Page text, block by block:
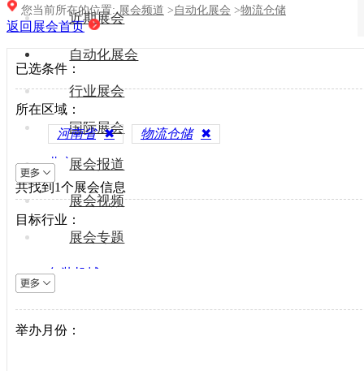
近期展会
自动化展会
行业展会
国际展会
展会报道
展会视频
展会专题
您当前所在的位置: 展会频道 > 自动化展会 >物流仓储
返回展会首页
已选条件：
河南省 ✖ 物流仓储 ✖
共找到1个展会信息
所在区域：
北京
上海
天津
重庆
山西
内蒙古
辽宁
目标行业：
包装机械
电梯设备
电子制造
举办月份：